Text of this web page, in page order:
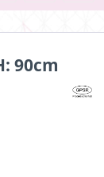
90cm